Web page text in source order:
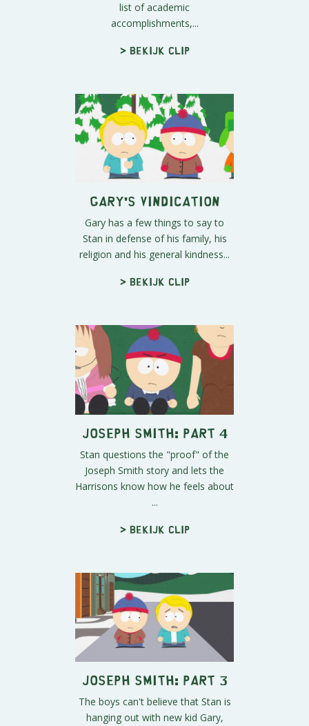
list of academic
accomplishments,...
> Bekijk clip
Gary's Vindication
Gary has a few things to say to
Stan in defense of his family, his
religion and his general kindness...
> Bekijk clip
Joseph Smith: Part 4
Stan questions the "proof" of the
Joseph Smith story and lets the
Harrisons know how he feels about
...
> Bekijk clip
Joseph Smith: Part 3
The boys can't believe that Stan is
hanging out with new kid Gary,